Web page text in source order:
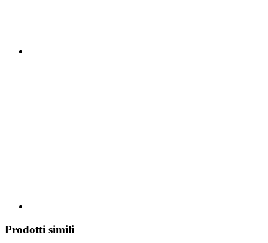
Prodotti simili